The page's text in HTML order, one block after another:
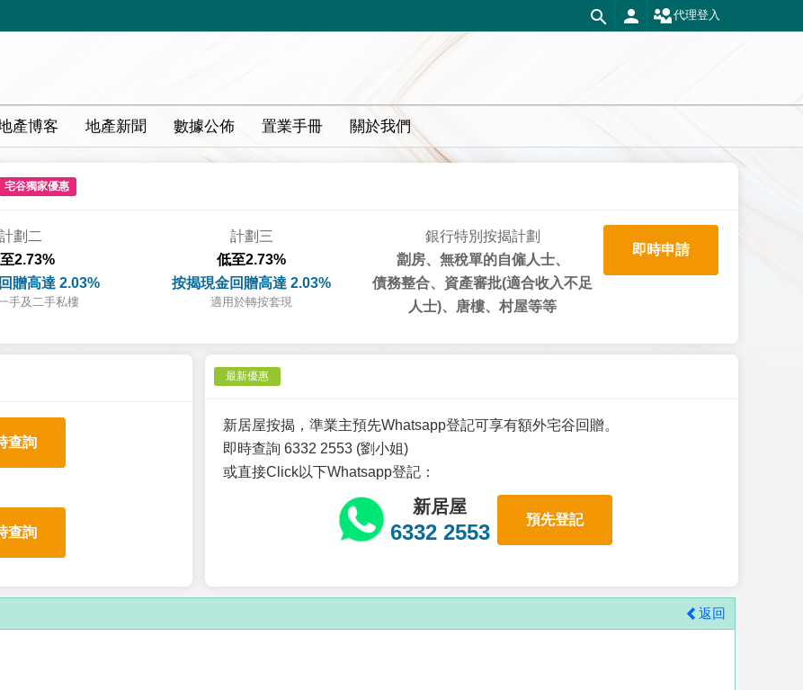
代理登入
產博客 地產新聞 數據公佈 置業手冊 關於我們
宅谷獨家優惠
計劃二
2.73%
贈高達 2.03%
手及二手私樓
計劃三
低至2.73%
按揭現金回贈高達 2.03%
適用於轉按套現
銀行特別按揭計劃
劏房、無稅單的自僱人士、
債務整合、資產審批(適合收入不足
人士)、唐樓、村屋等等
即時申請
查詢
查詢
最新優惠
新居屋按揭，準業主預先Whatsapp登記可享有額外宅谷回贈。
即時查詢 6332 2553 (劉小姐)
或直接Click以下Whatsapp登記：
新居屋
6332 2553
預先登記
返回